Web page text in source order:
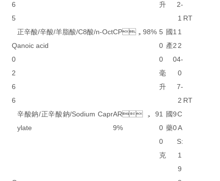
6
5
升
2-
1 RT
Q
0
2
6
6
正辛酸/辛酸/羊脂酸/C8酸/n-Oct
anoic acid
CP，98% 5
0
0
毫
升
國
產
1
2
0
1
2
4-
0
7-
2 RT
辛酸鈉/正辛酸鈉/Sodium Capr
ylate
AR，9
9%
1
0
0
克
國
藥
9
0
C
A
S:
1
9